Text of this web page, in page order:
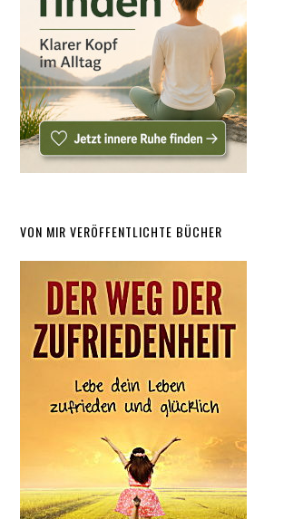
VON MIR VERÖFFENTLICHTE BÜCHER